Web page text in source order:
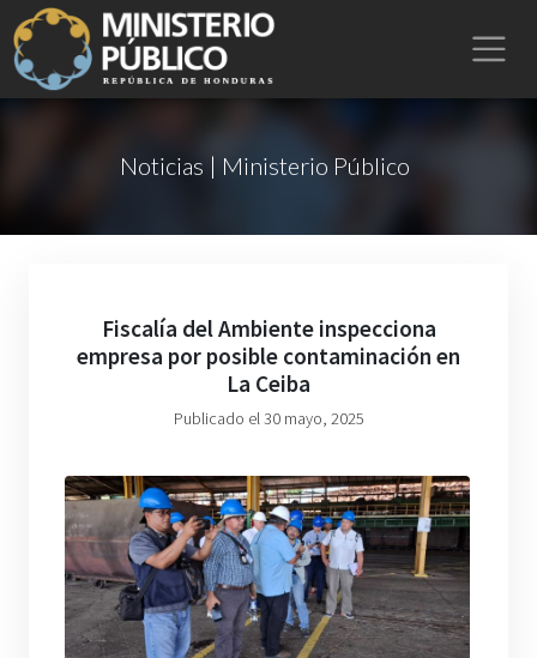
Noticias | Ministerio Público
Fiscalía del Ambiente inspecciona
empresa por posible contaminación en
La Ceiba
Publicado el 30 mayo, 2025